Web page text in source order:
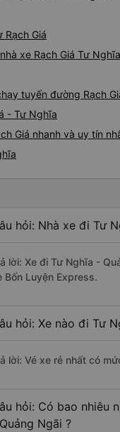
Giá
xe Rạch Giá Tư Nghĩa
tuyến đường Rạch
- Tư Nghĩa
Giá nhanh và uy tín
hỏi: Nhà xe đi Tư
lời: Xe đi Tư Nghĩa -
Bốn Luyện Express.
hỏi: Xe nào đi Tư
lời: Vé xe rẻ nhất có
hỏi: Có bao nhiêu
Ngãi ?